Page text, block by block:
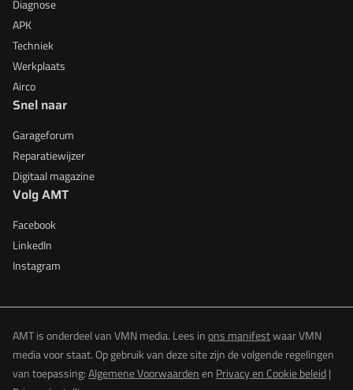
Diagnose
APK
Techniek
Werkplaats
Airco
Snel naar
Garageforum
Reparatiewijzer
Digitaal magazine
Volg AMT
Facebook
LinkedIn
Instagram
AMT is onderdeel van VMN media. Lees inons manifestwaar VMN
media voor staat. Op gebruik van deze site zijn de volgende regelingen
van toepassing:Algemene Voorwaardenen Privacy en Cookie beleid|